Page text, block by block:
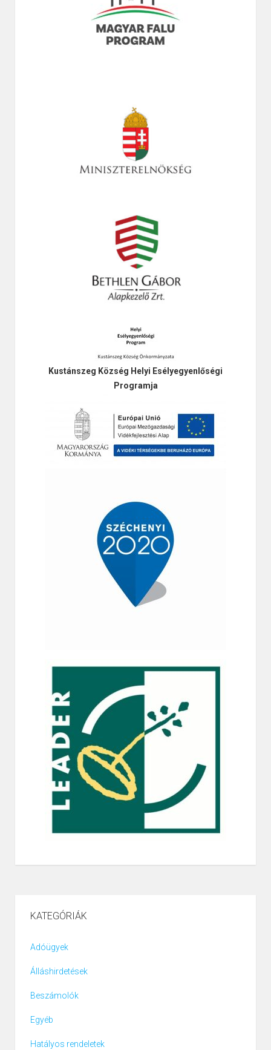
Kustánszeg Község Helyi Esélyegyenlőségi
Programja
KATEGÓRIÁK
Adóügyek
Álláshirdetések
Beszámolók
Egyéb
Hatályos rendeletek